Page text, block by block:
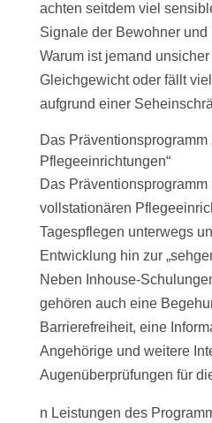
achten seitdem viel
Signale der Bewohner und
Warum ist jemand
Gleichgewicht oder fällt
aufgrund einer
Das Präventionsprogramm
Pflegeeinrichtungen“
Das
vollstationären
Tagespflegen unterwegs
Entwicklung hin zur
Neben Inhouse-
gehören auch eine
Barrierefreiheit, eine
Angehörige und weitere
Augenüberprüfungen für
n Leistungen des